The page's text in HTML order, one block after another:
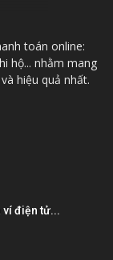
toán online:
hộ... nhằm mang
hiệu quả nhất.
ví điện tử...